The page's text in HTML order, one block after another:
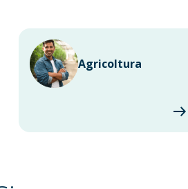
Agricoltura